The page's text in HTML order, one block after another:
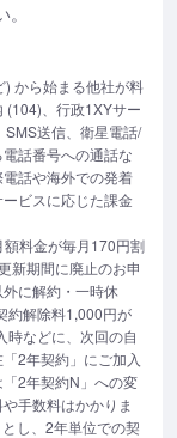
から始まる他社が料
(104)、行政1XYサー
送信、衛星電話/
話番号への通話な
話や海外での発着
ビスに応じた課金
額料金が毎月170円割
新期間に廃止のお申
に解約・一時休
約解除料1,000円が
時などに、次回の自
2年契約」にご加入
2年契約N」への変
手数料はかかりま
し、2年単位での契